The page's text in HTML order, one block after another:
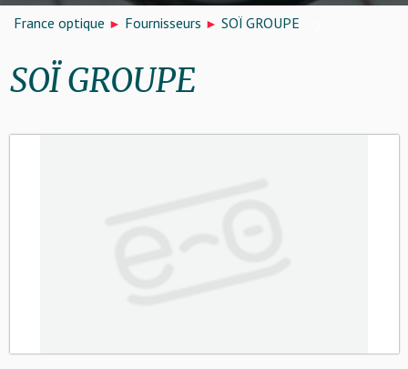
France optique Fournisseurs SOÏ GROUPE
SOÏ GROUPE